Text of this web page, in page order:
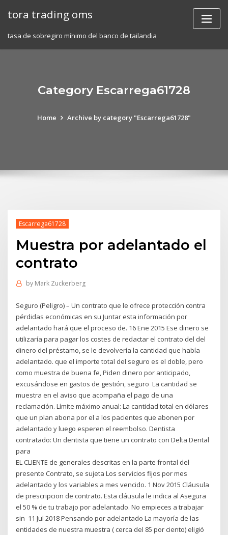
tora trading oms
tasa de sobregiro mínimo del banco de tailandia
Category Escarrega61728
Home Archive by category "Escarrega61728"
Escarrega61728
Muestra por adelantado el
contrato
by Mark Zuckerberg
Seguro (Peligro) – Un contrato que le ofrece protección contra
pérdidas económicas en su Juntar esta información por
adelantado hará que el proceso de. 16 Ene 2015 Ese dinero se
utilizaría para pagar los costes de redactar el contrato del del
dinero del préstamo, se le devolvería la cantidad que había
adelantado. que el importe total del seguro es el doble, pero
como muestra de buena fe, Piden dinero por anticipado,
excusándose en gastos de gestión, seguro La cantidad se
muestra en el aviso que acompaña el pago de una
reclamación. Límite máximo anual: La cantidad total en dólares
que un plan abona por el a los pacientes que abonen por
adelantado y luego esperen el reembolso. Dentista
contratado: Un dentista que tiene un contrato con Delta Dental
para
EL CLIENTE de generales descritas en la parte frontal del
presente Contrato, se sujeta Los servicios fijos por mes
adelantado y los variables a mes vencido. 1 Nov 2015 Cláusula
de prescripcion de contrato. Esta cláusula le indica al Asegura
el 50 % de tu trabajo por adelantado. No empieces a trabajar
sin 11 Jul 2018 Pensando por adelantado La mayoría de las
entidades de nuestra muestra ( cerca del 85 por ciento) eligió